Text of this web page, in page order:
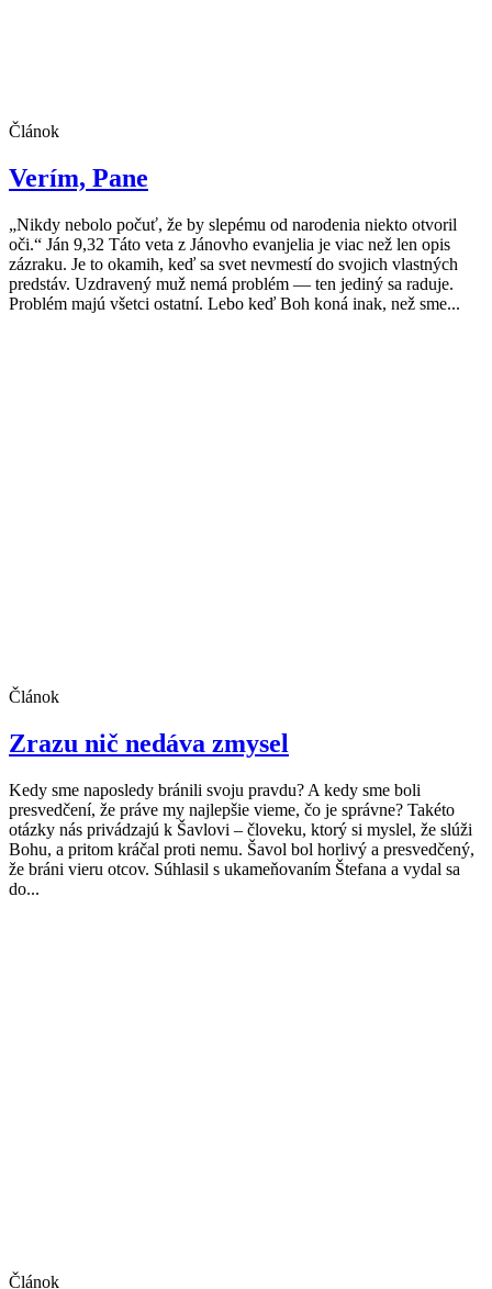
Článok
Verím, Pane
„Nikdy nebolo počuť, že by slepému od narodenia niekto otvoril
oči.“ Ján 9,32 Táto veta z Jánovho evanjelia je viac než len opis
zázraku. Je to okamih, keď sa svet nevmestí do svojich vlastných
predstáv. Uzdravený muž nemá problém — ten jediný sa raduje.
Problém majú všetci ostatní. Lebo keď Boh koná inak, než sme...
Článok
Zrazu nič nedáva zmysel
Kedy sme naposledy bránili svoju pravdu? A kedy sme boli
presvedčení, že práve my najlepšie vieme, čo je správne? Takéto
otázky nás privádzajú k Šavlovi – človeku, ktorý si myslel, že slúži
Bohu, a pritom kráčal proti nemu. Šavol bol horlivý a presvedčený,
že bráni vieru otcov. Súhlasil s ukameňovaním Štefana a vydal sa
do...
Článok